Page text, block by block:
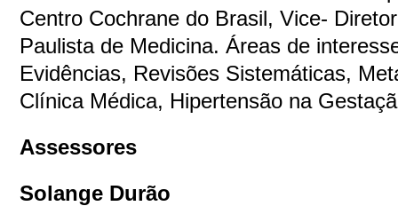
Centro Cochrane do Brasil, Vice-
Paulista de Medicina. Áreas de
Evidências, Revisões Sistemáticas,
Clínica Médica, Hipertensão na
Assessores
Solange Durão